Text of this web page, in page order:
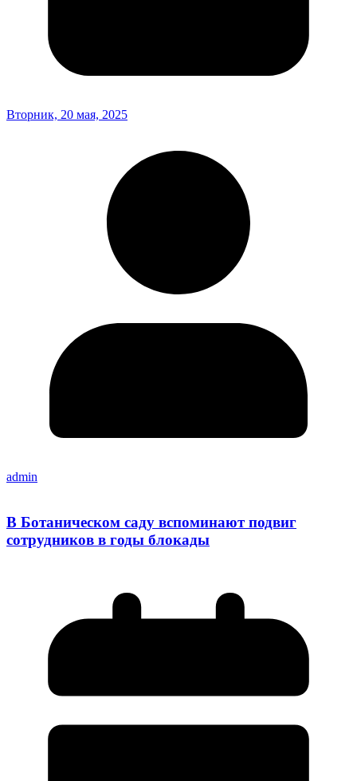
Вторник, 20 мая, 2025
admin
В Ботаническом саду вспоминают подвиг
сотрудников в годы блокады